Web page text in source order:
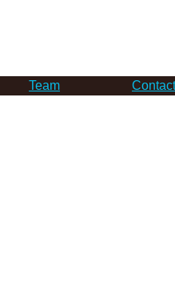
Team